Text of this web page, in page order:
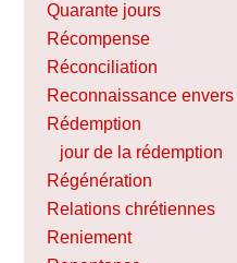
Quarante jours
Récompense
Réconciliation
Reconnaissance
Rédemption
jour de la rédemption
Régénération
Relations chrétiennes
Reniement